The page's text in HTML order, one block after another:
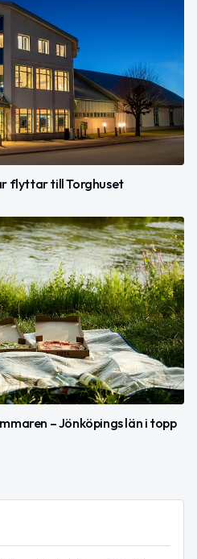
flyttar till Torghuset
– Jönköpings län i topp